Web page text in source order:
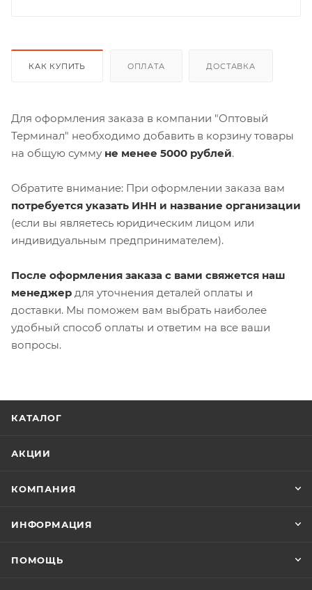
КАК КУПИТЬ ОПЛАТА ДОСТАВКА
Для оформления заказа в компании "Оптовый
Терминал" необходимо добавить в корзину товары
на общую сумму не менее 5000 рублей.
Обратите внимание: При оформлении заказа вам
потребуется указать ИНН и название организации
(если вы являетесь юридическим лицом или
индивидуальным предпринимателем).
После оформления заказа с вами свяжется наш
менеджер для уточнения деталей оплаты и
доставки. Мы поможем вам выбрать наиболее
удобный способ оплаты и ответим на все ваши
вопросы.
КАТАЛОГ
АКЦИИ
КОМПАНИЯ
ИНФОРМАЦИЯ
ПОМОЩЬ